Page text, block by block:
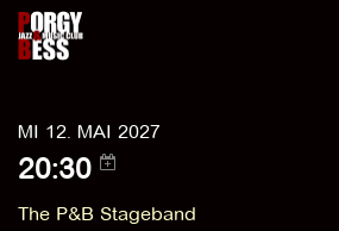
MI 12. MAI 2027
20:30
The P&B Stageband